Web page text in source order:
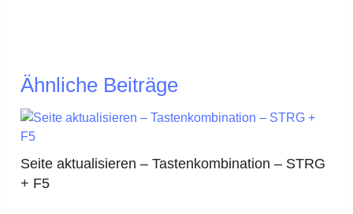
Ähnliche Beiträge
Seite aktualisieren – Tastenkombination – STRG
+ F5